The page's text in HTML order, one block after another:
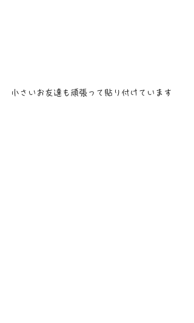
小さいお友達も頑張って貼り付けています